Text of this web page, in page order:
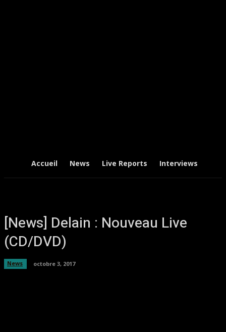
Accueil News Live Reports Interviews
[News] Delain : Nouveau Live
(CD/DVD)
News octobre 3, 2017